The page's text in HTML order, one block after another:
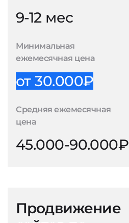
9-12 мес
Минимальная
ежемесячная цена
от 30.000₽
Средняя ежемесячная
цена
45.000-90.000₽
Продвижение